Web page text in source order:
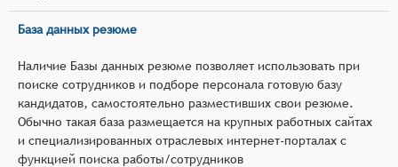
База данных резюме
Наличие Базы данных резюме позволяет использовать при
поиске сотрудников и подборе персонала готовую базу
кандидатов, самостоятельно разместивших свои резюме.
Обычно такая база размещается на крупных работных сайтах
и специализированных отраслевых интернет-порталах с
функцией поиска работы/сотрудников